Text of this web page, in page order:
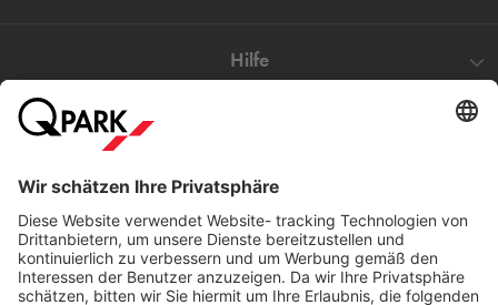
Hilfe
Download